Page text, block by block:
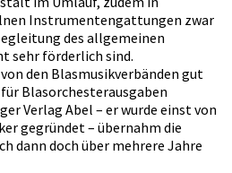
Instrumentengattungen zwar
des allgemeinen
sehr förderlich sind.
den Blasmusikverbänden gut
Blasorchesterausgaben
Verlag Abel – er wurde einst von
gegründet – übernahm die
dann doch über mehrere Jahre